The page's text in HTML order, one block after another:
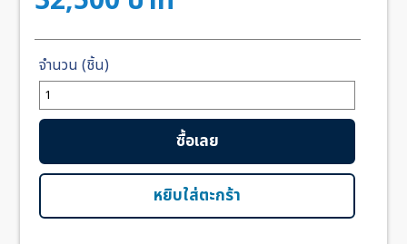
จำนวน
Patek
Nautilus
Moon
Black
หยิบใส่ตะกร้า
ซื้อเลย